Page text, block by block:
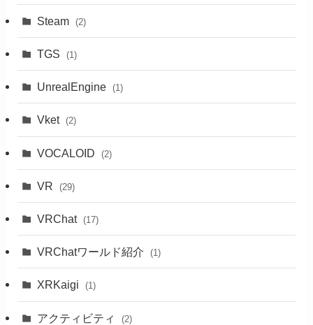
Steam (2)
TGS (1)
UnrealEngine (1)
Vket (2)
VOCALOID (2)
VR (29)
VRChat (17)
VRChatワールド紹介 (1)
XRKaigi (1)
アクティビティ (2)